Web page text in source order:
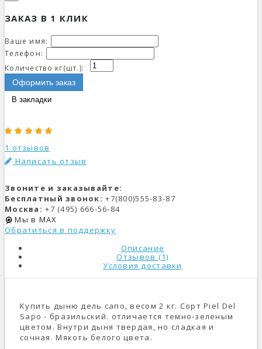
ЗАКАЗ В 1 КЛИК
Ваше имя:
Телефон:
Количество кг(шт.):
Оформить заказ
В закладки
1 отзывов
Написать отзыв
Звоните и заказывайте:
Бесплатный звонок: +7(800)555-83-87
Москва: +7 (495) 666-56-84
Мы в MAX
Обратиться в поддержку
Описание
Отзывов (1)
Условия доставки
Купить дыню дель сапо, весом 2 кг. Сорт Piel Del
Sapo - бразильский. отличается темно-зеленым
цветом. Внутри дыня твердая, но сладкая и
сочная. Мякоть белого цвета.